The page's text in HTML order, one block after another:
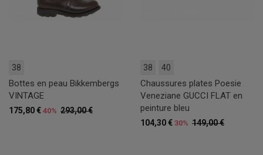
38
Bottes en peau Bikkembergs
VINTAGE
293,00 €
175,80 € 40%
38 40
Chaussures plates Poesie
Veneziane GUCCI FLAT en
peinture bleu
149,00 €
104,30 € 30%